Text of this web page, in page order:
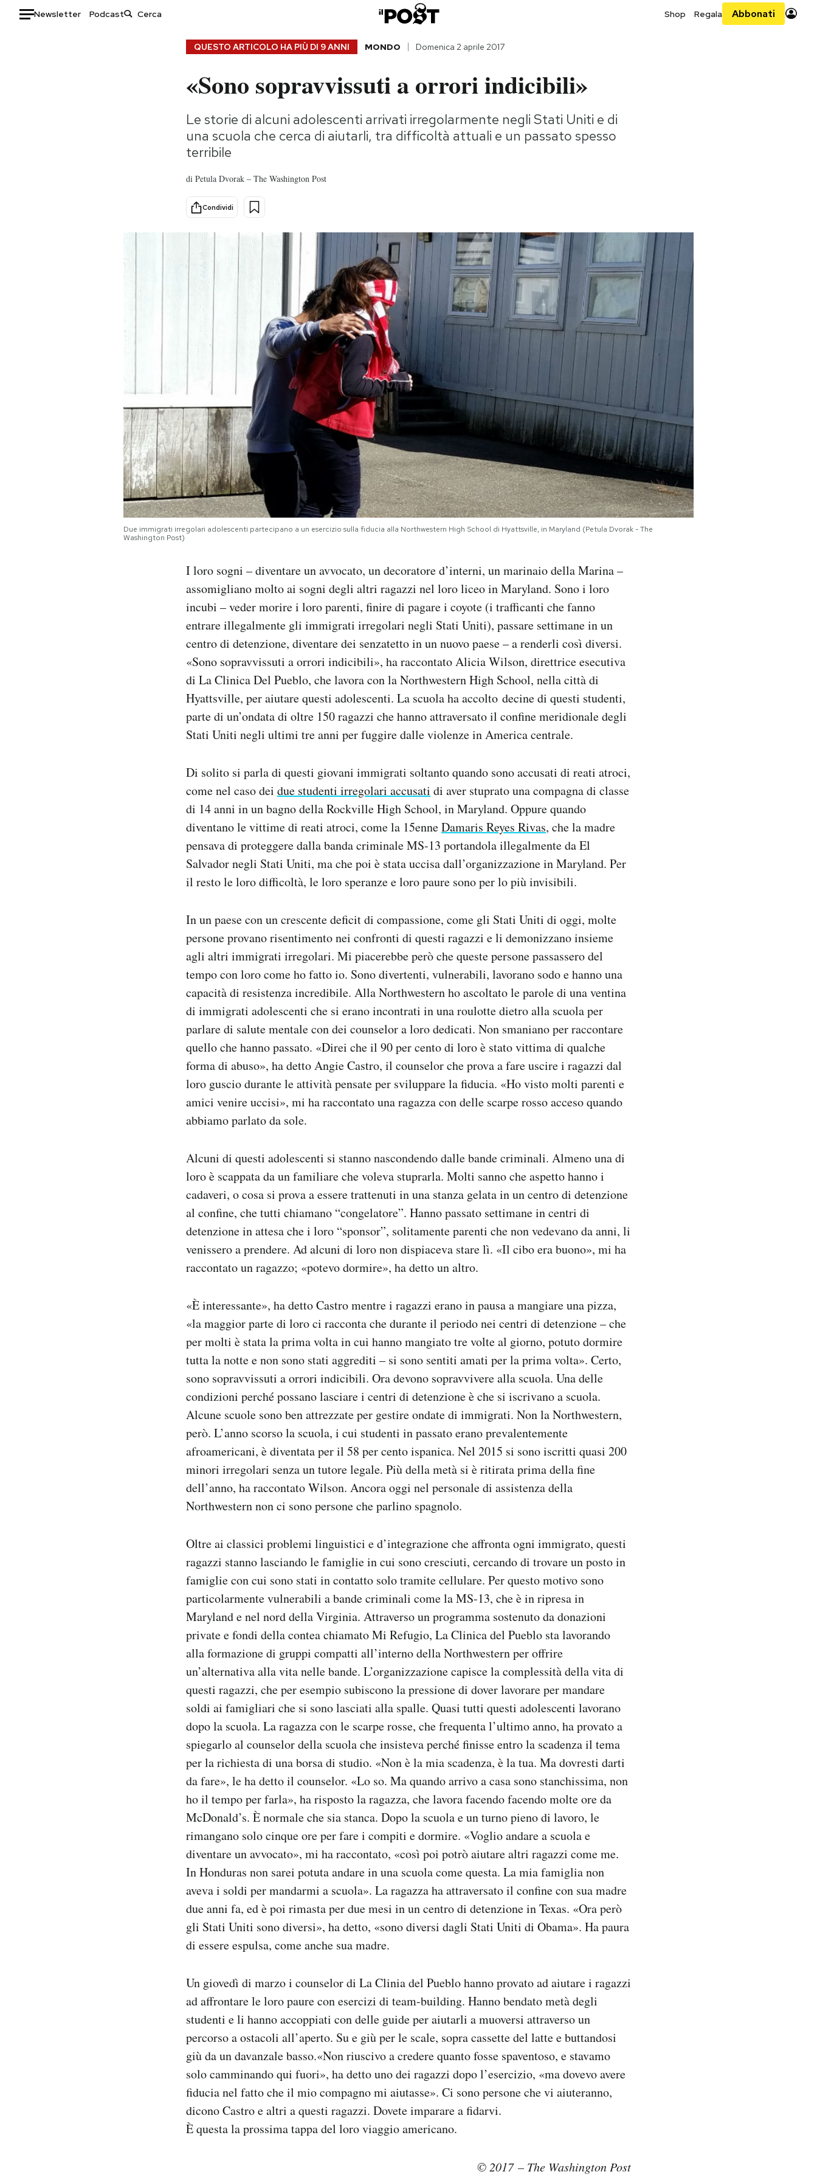
Newsletter Podcast Shop Regala Abbonati
Consumismi
Storie/Idee
AREA PERSONALE
QUESTO ARTICOLO HA PIÙ DI 9 ANNI MONDO Domenica 2 aprile 2017
«Sono sopravvissuti a orrori indicibili»
Le storie di alcuni adolescenti arrivati irregolarmente negli Stati Uniti e di
una scuola che cerca di aiutarli, tra difficoltà attuali e un passato spesso
terribile
di Petula Dvorak – The Washington Post
Condividi
Due immigrati irregolari adolescenti partecipano a un esercizio sulla fiducia alla Northwestern High School di Hyattsville, in Maryland (Petula Dvorak - The
Washington Post)
I loro sogni – diventare un avvocato, un decoratore d’interni, un marinaio della Marina –
assomigliano molto ai sogni degli altri ragazzi nel loro liceo in Maryland. Sono i loro
incubi – veder morire i loro parenti, finire di pagare i coyote (i trafficanti che fanno
entrare illegalmente gli immigrati irregolari negli Stati Uniti), passare settimane in un
centro di detenzione, diventare dei senzatetto in un nuovo paese – a renderli così diversi.
«Sono sopravvissuti a orrori indicibili», ha raccontato Alicia Wilson, direttrice esecutiva
di La Clinica Del Pueblo, che lavora con la Northwestern High School, nella città di
Hyattsville, per aiutare questi adolescenti. La scuola ha accolto decine di questi studenti,
parte di un’ondata di oltre 150 ragazzi che hanno attraversato il confine meridionale degli
Stati Uniti negli ultimi tre anni per fuggire dalle violenze in America centrale.
Di solito si parla di questi giovani immigrati soltanto quando sono accusati di reati atroci,
come nel caso dei due studenti irregolari accusati di aver stuprato una compagna di classe
di 14 anni in un bagno della Rockville High School, in Maryland. Oppure quando
diventano le vittime di reati atroci, come la 15enneDamaris Reyes Rivas, che la madre
pensava di proteggere dalla banda criminale MS-13 portandola illegalmente da El
Salvador negli Stati Uniti, ma che poi è stata uccisa dall’organizzazione in Maryland. Per
il resto le loro difficoltà, le loro speranze e loro paure sono per lo più invisibili.
In un paese con un crescente deficit di compassione, come gli Stati Uniti di oggi, molte
persone provano risentimento nei confronti di questi ragazzi e li demonizzano insieme
agli altri immigrati irregolari. Mi piacerebbe però che queste persone passassero del
tempo con loro come ho fatto io. Sono divertenti, vulnerabili, lavorano sodo e hanno una
capacità di resistenza incredibile. Alla Northwestern ho ascoltato le parole di una ventina
di immigrati adolescenti che si erano incontrati in una roulotte dietro alla scuola per
parlare di salute mentale con dei counselor a loro dedicati. Non smaniano per raccontare
quello che hanno passato. «Direi che il 90 per cento di loro è stato vittima di qualche
forma di abuso», ha detto Angie Castro, il counselor che prova a fare uscire i ragazzi dal
loro guscio durante le attività pensate per sviluppare la fiducia. «Ho visto molti parenti e
amici venire uccisi», mi ha raccontato una ragazza con delle scarpe rosso acceso quando
abbiamo parlato da sole.
Alcuni di questi adolescenti si stanno nascondendo dalle bande criminali. Almeno una di
loro è scappata da un familiare che voleva stuprarla. Molti sanno che aspetto hanno i
cadaveri, o cosa si prova a essere trattenuti in una stanza gelata in un centro di detenzione
al confine, che tutti chiamano “congelatore”. Hanno passato settimane in centri di
detenzione in attesa che i loro “sponsor”, solitamente parenti che non vedevano da anni, li
venissero a prendere. Ad alcuni di loro non dispiaceva stare lì. «Il cibo era buono», mi ha
raccontato un ragazzo; «potevo dormire», ha detto un altro.
«È interessante», ha detto Castro mentre i ragazzi erano in pausa a mangiare una pizza,
«la maggior parte di loro ci racconta che durante il periodo nei centri di detenzione – che
per molti è stata la prima volta in cui hanno mangiato tre volte al giorno, potuto dormire
tutta la notte e non sono stati aggrediti – si sono sentiti amati per la prima volta». Certo,
sono sopravvissuti a orrori indicibili. Ora devono sopravvivere alla scuola. Una delle
condizioni perché possano lasciare i centri di detenzione è che si iscrivano a scuola.
Alcune scuole sono ben attrezzate per gestire ondate di immigrati. Non la Northwestern,
però. L’anno scorso la scuola, i cui studenti in passato erano prevalentemente
afroamericani, è diventata per il 58 per cento ispanica. Nel 2015 si sono iscritti quasi 200
minori irregolari senza un tutore legale. Più della metà si è ritirata prima della fine
dell’anno, ha raccontato Wilson. Ancora oggi nel personale di assistenza della
Northwestern non ci sono persone che parlino spagnolo.
Oltre ai classici problemi linguistici e d’integrazione che affronta ogni immigrato, questi
ragazzi stanno lasciando le famiglie in cui sono cresciuti, cercando di trovare un posto in
famiglie con cui sono stati in contatto solo tramite cellulare. Per questo motivo sono
particolarmente vulnerabili a bande criminali come la MS-13, che è in ripresa in
Maryland e nel nord della Virginia. Attraverso un programma sostenuto da donazioni
private e fondi della contea chiamato Mi Refugio, La Clinica del Pueblo sta lavorando
alla formazione di gruppi compatti all’interno della Northwestern per offrire
un’alternativa alla vita nelle bande. L’organizzazione capisce la complessità della vita di
questi ragazzi, che per esempio subiscono la pressione di dover lavorare per mandare
soldi ai famigliari che si sono lasciati alla spalle. Quasi tutti questi adolescenti lavorano
dopo la scuola. La ragazza con le scarpe rosse, che frequenta l’ultimo anno, ha provato a
spiegarlo al counselor della scuola che insisteva perché finisse entro la scadenza il tema
per la richiesta di una borsa di studio. «Non è la mia scadenza, è la tua. Ma dovresti darti
da fare», le ha detto il counselor. «Lo so. Ma quando arrivo a casa sono stanchissima, non
ho il tempo per farla», ha risposto la ragazza, che lavora facendo facendo molte ore da
McDonald’s. È normale che sia stanca. Dopo la scuola e un turno pieno di lavoro, le
rimangano solo cinque ore per fare i compiti e dormire. «Voglio andare a scuola e
diventare un avvocato», mi ha raccontato, «così poi potrò aiutare altri ragazzi come me.
In Honduras non sarei potuta andare in una scuola come questa. La mia famiglia non
aveva i soldi per mandarmi a scuola». La ragazza ha attraversato il confine con sua madre
due anni fa, ed è poi rimasta per due mesi in un centro di detenzione in Texas. «Ora però
gli Stati Uniti sono diversi», ha detto, «sono diversi dagli Stati Uniti di Obama». Ha paura
di essere espulsa, come anche sua madre.
Un giovedì di marzo i counselor di La Clinia del Pueblo hanno provato ad aiutare i ragazzi
ad affrontare le loro paure con esercizi di team-building. Hanno bendato metà degli
studenti e li hanno accoppiati con delle guide per aiutarli a muoversi attraverso un
percorso a ostacoli all’aperto. Su e giù per le scale, sopra cassette del latte e buttandosi
giù da un davanzale basso.«Non riuscivo a credere quanto fosse spaventoso, e stavamo
solo camminando qui fuori», ha detto uno dei ragazzi dopo l’esercizio, «ma dovevo avere
fiducia nel fatto che il mio compagno mi aiutasse». Ci sono persone che vi aiuteranno,
dicono Castro e altri a questi ragazzi. Dovete imparare a fidarvi.
È questa la prossima tappa del loro viaggio americano.
© 2017 – The Washington Post